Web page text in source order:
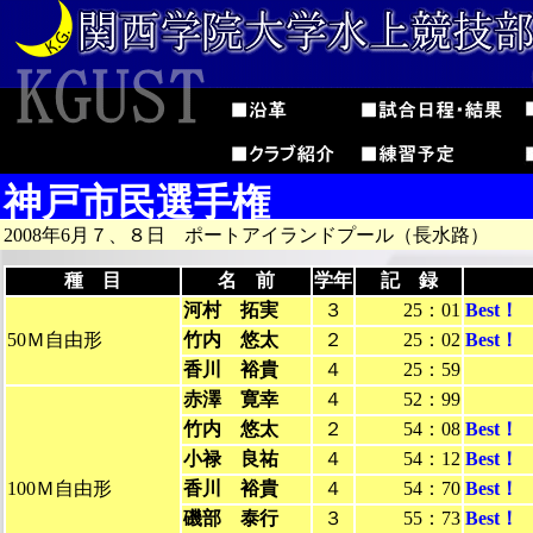
神戸市民選手権
2008年6月７、８日 ポートアイランドプール（長水路）
種 目 名 前 学年 記 録
50Ｍ自由形
河村 拓実 ３ 25：01 Best！
竹内 悠太
２ 25：02 Best！
香川 裕貴
４ 25：59
100Ｍ自由形
赤澤 寛幸 ４
52：99
竹内 悠太
２ 54：08 Best！
小禄 良祐
４ 54：12 Best！
香川 裕貴
４ 54：70 Best！
磯部 泰行
３ 55：73 Best！